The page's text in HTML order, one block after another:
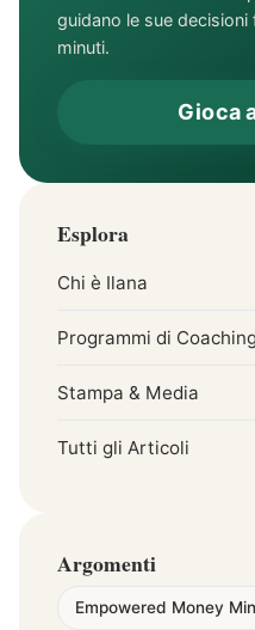
guidano le sue decisioni
minuti.
Gioca
Esplora
Chi è Ilana
Programmi di Coaching
Stampa & Media
Tutti gli Articoli
Argomenti
Empowered Money